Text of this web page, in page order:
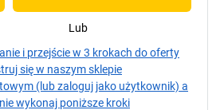
Lub
i przejście w 3 krokach do oferty
się w naszym sklepie
(lub zaloguj jako użytkownik) a
wykonaj poniższe kroki